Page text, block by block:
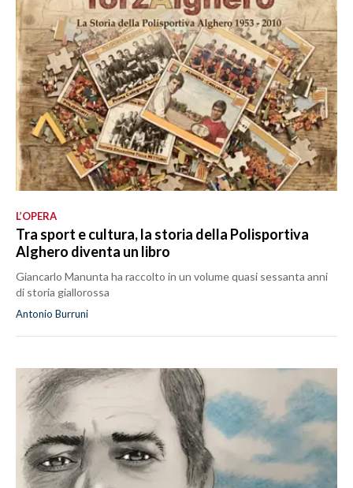
L’OPERA
Tra sport e cultura, la storia della Polisportiva
Alghero diventa un libro
Giancarlo Manunta ha raccolto in un volume quasi sessanta anni
di storia giallorossa
Antonio Burruni